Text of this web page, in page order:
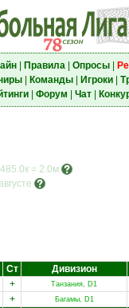
| Правила| Опросы|
| Команды| Игроки|
| Форум Чат|
= 2.0м
Ст Дивизион
+
Танзания, D1
+ Багамы, D1